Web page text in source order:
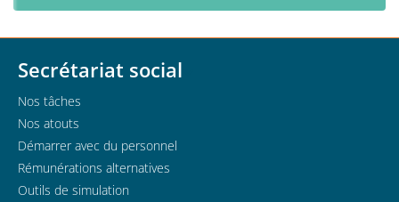
Secrétariat social
Nos tâches
Nos atouts
Démarrer avec du personnel
Rémunérations alternatives
Outils de simulation